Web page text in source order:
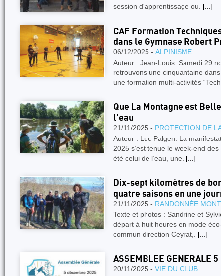
session d'apprentissage ou. [...]
CAF Formation
dans le Gymnase Robert
06/12/2025 - ALPINISME
Auteur : Jean-Louis. Samedi 29
retrouvons une cinquantaine
une formation multi-activités
Que La Montagne est
l'eau
21/11/2025 - PROTECTION DE
Auteur : Luc Palgen. La
2025 s’est tenue le week-end
été celui de l’eau, une. [...]
Dix-sept kilomètres de
quatre saisons en une
21/11/2025 - RANDONNÉE
Texte et photos : Sandrine et
départ à huit heures en mode
commun direction Ceyrat,. [...]
ASSEMBLEE GENERALE
20/11/2025 - VIE DU CLUB